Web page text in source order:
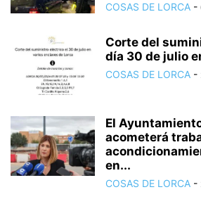
COSAS DE LORCA -
Corte del
día 30 de julio
COSAS DE LORCA -
El
acometerá
en...
COSAS DE LORCA -